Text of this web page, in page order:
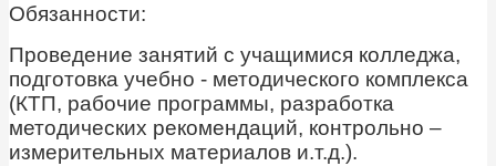
Обязанности:
Проведение занятий с учащимися колледжа,
подготовка учебно - методического комплекса
(КТП, рабочие программы, разработка
методических рекомендаций, контрольно –
измерительных материалов и.т.д.).